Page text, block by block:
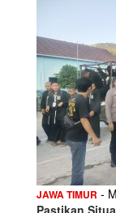
JAWA TIMUR -
Pastikan